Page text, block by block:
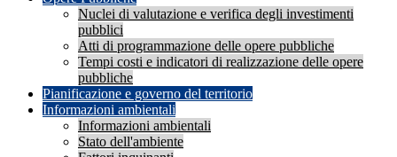
Nuclei di valutazione e verifica degli investimenti
pubblici
Atti di programmazione delle opere pubbliche
Tempi costi e indicatori di realizzazione delle opere
pubbliche
Pianificazione e governo del territorio
Informazioni ambientali
Informazioni ambientali
Stato dell'ambiente